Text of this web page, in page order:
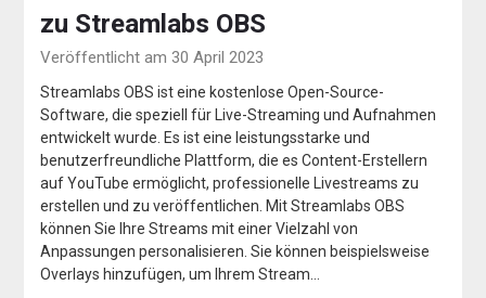
zu Streamlabs OBS
Veröffentlicht am 30 April 2023
Streamlabs OBS ist eine kostenlose Open-Source-
Software, die speziell für Live-Streaming und Aufnahmen
entwickelt wurde. Es ist eine leistungsstarke und
benutzerfreundliche Plattform, die es Content-Erstellern
auf YouTube ermöglicht, professionelle Livestreams zu
erstellen und zu veröffentlichen. Mit Streamlabs OBS
können Sie Ihre Streams mit einer Vielzahl von
Anpassungen personalisieren. Sie können beispielsweise
Overlays hinzufügen, um Ihrem Stream…